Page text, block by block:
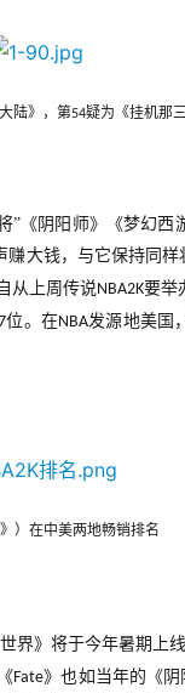
陆》，第54疑为《挂机那三
”《阴阳师》《梦幻
赚大钱，与它保持同
从上周传说NBA2K要举
位。在NBA发源地美国
》）在中美两地畅销排名
界》将于今年暑期上
Fate》也如当年的《